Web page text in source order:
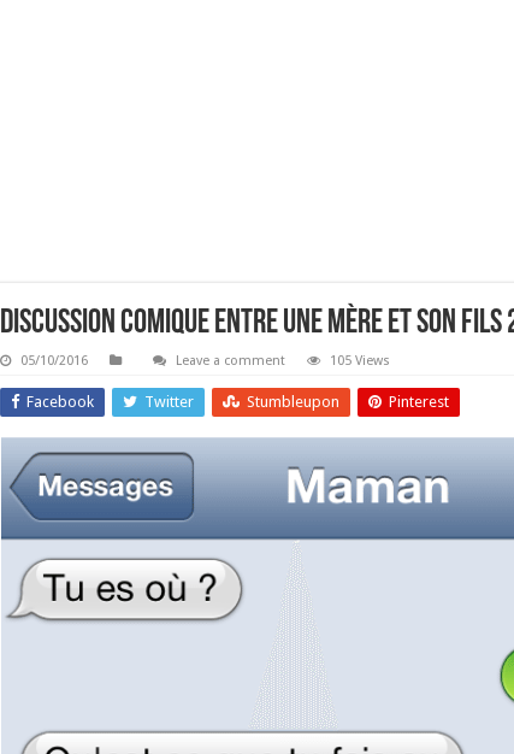
Discussion Comique Entre Une Mère Et Son Fils
05/10/2016 Leave a comment 105 Views
Facebook Twitter Stumbleupon Pinterest